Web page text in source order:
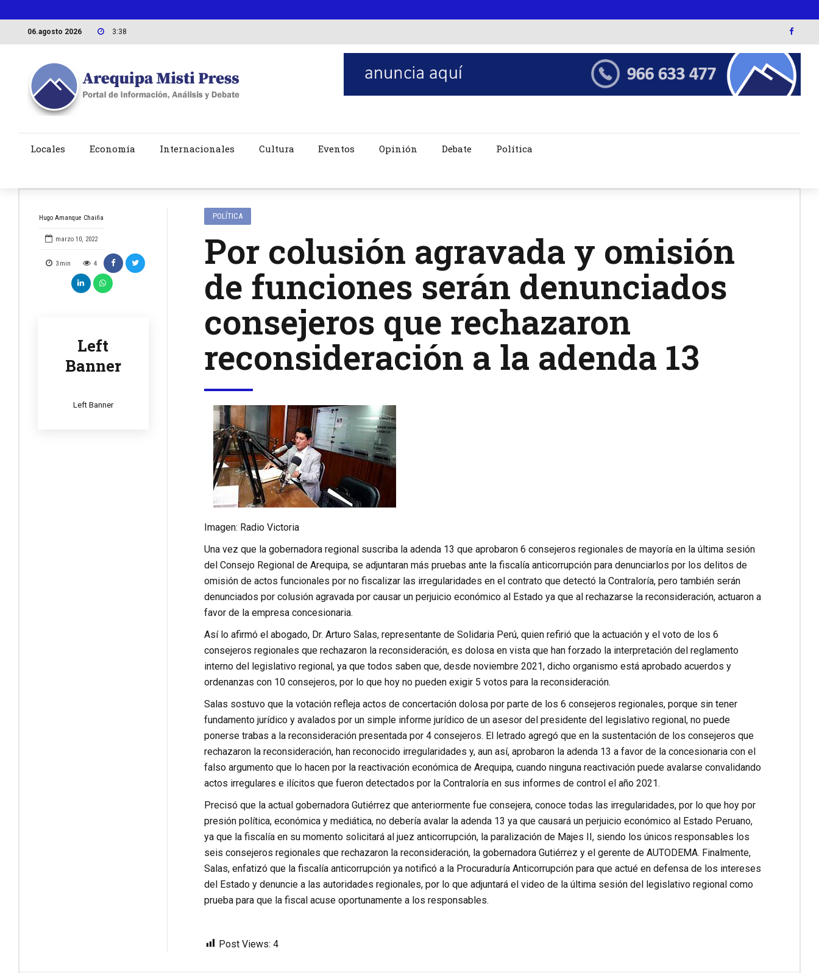
06.agosto 2026 3:38
Locales Economía Internacionales Cultura Eventos Opinión Debate Política
Hugo Amanque Chaiña
marzo 10, 2022
3 min 4
Left
Banner
Left Banner
POLÍTICA
Por colusión agravada y omisión
de funciones serán denunciados
consejeros que rechazaron
reconsideración a la adenda 13
Imagen: Radio Victoria
Una vez que la gobernadora regional suscriba la adenda 13 que aprobaron 6 consejeros regionales de mayoría en la última sesión
del Consejo Regional de Arequipa, se adjuntaran más pruebas ante la fiscalía anticorrupción para denunciarlos por los delitos de
omisión de actos funcionales por no fiscalizar las irregularidades en el contrato que detectó la Contraloría, pero también serán
denunciados por colusión agravada por causar un perjuicio económico al Estado ya que al rechazarse la reconsideración, actuaron a
favor de la empresa concesionaria.
Así lo afirmó el abogado, Dr. Arturo Salas, representante de Solidaria Perú, quien refirió que la actuación y el voto de los 6
consejeros regionales que rechazaron la reconsideración, es dolosa en vista que han forzado la interpretación del reglamento
interno del legislativo regional, ya que todos saben que, desde noviembre 2021, dicho organismo está aprobado acuerdos y
ordenanzas con 10 consejeros, por lo que hoy no pueden exigir 5 votos para la reconsideración.
Salas sostuvo que la votación refleja actos de concertación dolosa por parte de los 6 consejeros regionales, porque sin tener
fundamento jurídico y avalados por un simple informe jurídico de un asesor del presidente del legislativo regional, no puede
ponerse trabas a la reconsideración presentada por 4 consejeros. El letrado agregó que en la sustentación de los consejeros que
rechazaron la reconsideración, han reconocido irregularidades y, aun así, aprobaron la adenda 13 a favor de la concesionaria con el
falso argumento que lo hacen por la reactivación económica de Arequipa, cuando ninguna reactivación puede avalarse convalidando
actos irregulares e ilícitos que fueron detectados por la Contraloría en sus informes de control el año 2021.
Precisó que la actual gobernadora Gutiérrez que anteriormente fue consejera, conoce todas las irregularidades, por lo que hoy por
presión política, económica y mediática, no debería avalar la adenda 13 ya que causará un perjuicio económico al Estado Peruano,
ya que la fiscalía en su momento solicitará al juez anticorrupción, la paralización de Majes II, siendo los únicos responsables los
seis consejeros regionales que rechazaron la reconsideración, la gobernadora Gutiérrez y el gerente de AUTODEMA. Finalmente,
Salas, enfatizó que la fiscalía anticorrupción ya notificó a la Procuraduría Anticorrupción para que actué en defensa de los intereses
del Estado y denuncie a las autoridades regionales, por lo que adjuntará el video de la última sesión del legislativo regional como
prueba para que la fiscal acuse oportunamente a los responsables.
Post Views: 4